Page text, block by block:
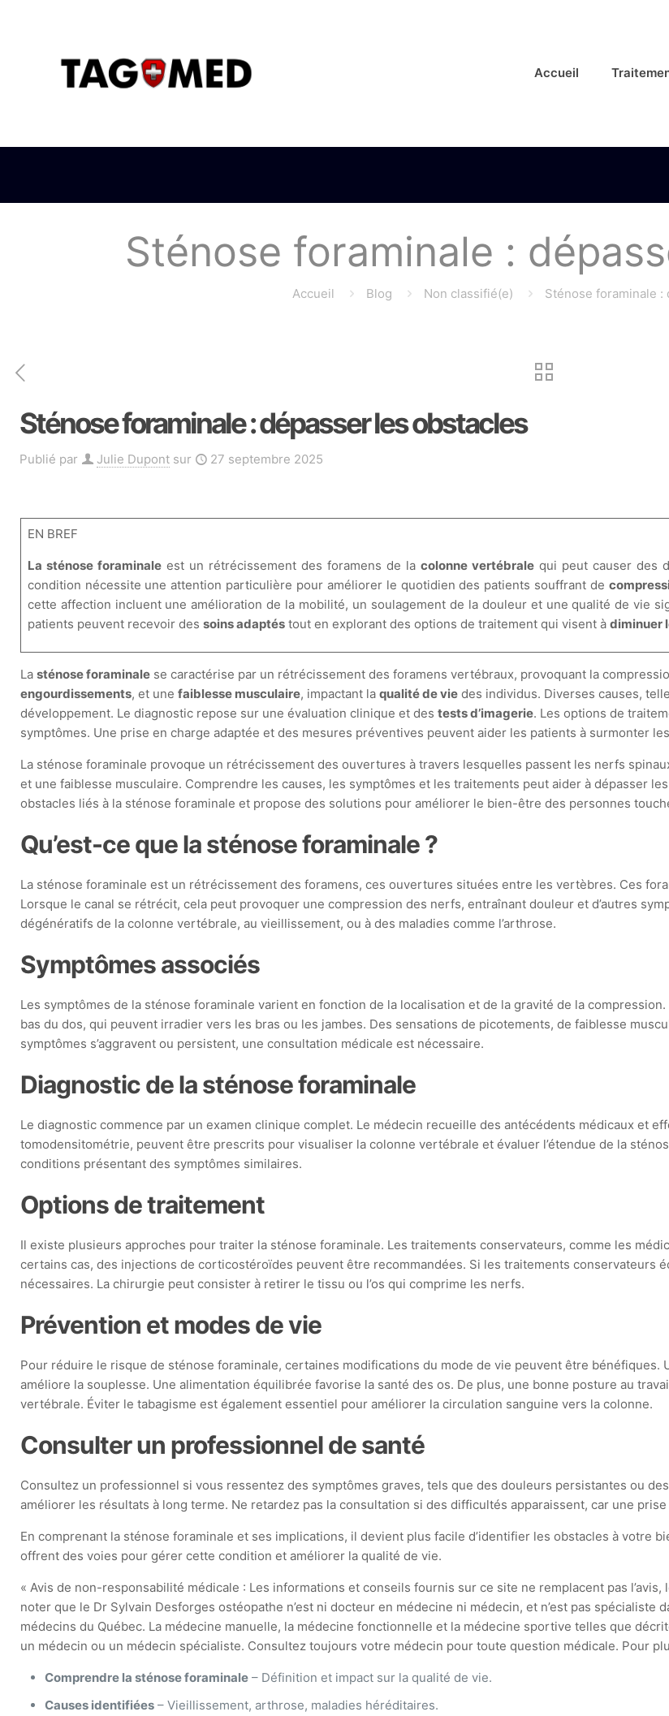
Accueil
Sténose foraminale :
Accueil Blog Non classifié(e) Sténose foraminale :
Sténose foraminale : dépasser les obstacles
Publié par Julie Dupont sur 27 septembre 2025
EN BREF
La sténose foraminaleest un rétrécissement des foramens de la colonne vertébralequi peut causer des
condition nécessite une attention particulière pour améliorer le quotidien des patients souffrant de
cette affection incluent une amélioration de la mobilité, un soulagement de la douleur et une qualité de vie
patients peuvent recevoir des soins adaptéstout en explorant des options de traitement qui visent à diminuer
Lasténose foraminale se caractérise par un rétrécissement des foramens vertébraux, provoquant la
engourdissements, et unefaiblesse musculaire, impactant laqualité de vie des individus. Diverses causes,
développement. Le diagnostic repose sur une évaluation clinique et destests d’imagerie. Les options de
symptômes. Une prise en charge adaptée et des mesures préventives peuvent aider les patients à surmonter
La sténose foraminale provoque un rétrécissement des ouvertures à travers lesquelles passent les nerfs
et une faiblesse musculaire. Comprendre les causes, les symptômes et les traitements peut aider à dépasser
obstacles liés à la sténose foraminale et propose des solutions pour améliorer le bien-être des personnes
Qu’est-ce que la sténose foraminale ?
La sténose foraminale est un rétrécissement des foramens, ces ouvertures situées entre les vertèbres. Ces
Lorsque le canal se rétrécit, cela peut provoquer une compression des nerfs, entraînant douleur et d’autres
dégénératifs de la colonne vertébrale, au vieillissement, ou à des maladies comme l’arthrose.
Symptômes associés
Les symptômes de la sténose foraminale varient en fonction de la localisation et de la gravité de la
bas du dos, qui peuvent irradier vers les bras ou les jambes. Des sensations de picotements, de faiblesse
symptômes s’aggravent ou persistent, une consultation médicale est nécessaire.
Diagnostic de la sténose foraminale
Le diagnostic commence par un examen clinique complet. Le médecin recueille des antécédents médicaux et
tomodensitométrie, peuvent être prescrits pour visualiser la colonne vertébrale et évaluer l’étendue de la
conditions présentant des symptômes similaires.
Options de traitement
Il existe plusieurs approches pour traiter la sténose foraminale. Les traitements conservateurs, comme les
certains cas, des injections de corticostéroïdes peuvent être recommandées. Si les traitements conservateurs
nécessaires. La chirurgie peut consister à retirer le tissu ou l’os qui comprime les nerfs.
Prévention et modes de vie
Pour réduire le risque de sténose foraminale, certaines modifications du mode de vie peuvent être
améliore la souplesse. Une alimentation équilibrée favorise la santé des os. De plus, une bonne posture au
vertébrale. Éviter le tabagisme est également essentiel pour améliorer la circulation sanguine vers la colonne.
Consulter un professionnel de santé
Consultez un professionnel si vous ressentez des symptômes graves, tels que des douleurs persistantes ou
améliorer les résultats à long terme. Ne retardez pas la consultation si des difficultés apparaissent, car une
En comprenant la sténose foraminale et ses implications, il devient plus facile d’identifier les obstacles à votre
offrent des voies pour gérer cette condition et améliorer la qualité de vie.
« Avis de non-responsabilité médicale : Les informations et conseils fournis sur ce site ne remplacent pas
noter que le Dr Sylvain Desforges ostéopathe n’est ni docteur en médecine ni médecin, et n’est pas
médecins du Québec. La médecine manuelle, la médecine fonctionnelle et la médecine sportive telles que
un médecin ou un médecin spécialiste. Consultez toujours votre médecin pour toute question médicale. Pour
Comprendre la sténose foraminale – Définition et impact sur la qualité de vie.
Causes identifiées – Vieillissement, arthrose, maladies héréditaires.